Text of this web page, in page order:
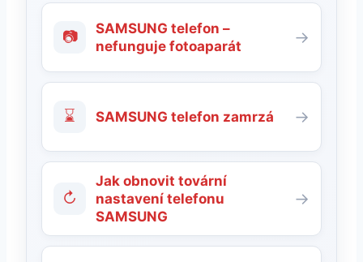
📷
SAMSUNG telefon –
nefunguje fotoaparát
→
⌛ SAMSUNG telefon zamrzá →
↻
Jak obnovit tovární
nastavení telefonu
SAMSUNG
→